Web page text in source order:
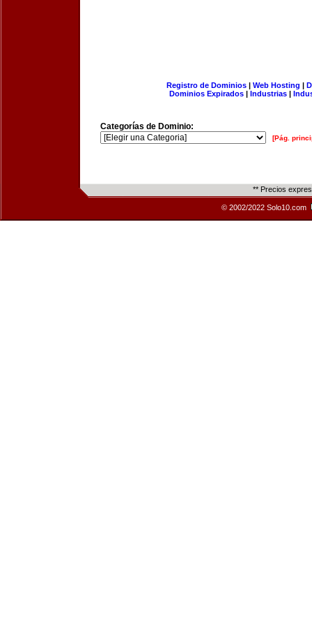
Registro de Dominios| Web Hosting |
Dominios Expirados | Industrias |
Categorías de Dominio:
[Pág.
** Precios
© 2002/2022 Solo10.com